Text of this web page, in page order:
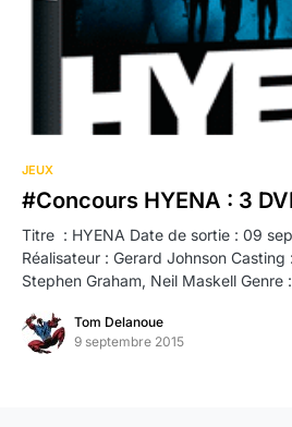
JEUX
#Concours HYENA : 3
Titre : HYENA Date de sortie : 09
Réalisateur : Gerard Johnson Casting
Stephen Graham, Neil Maskell Genre
Tom Delanoue
9 septembre 2015